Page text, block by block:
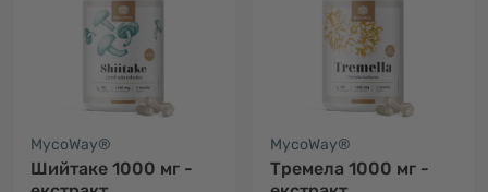
MycoWay®
Шийтаке 1000 мг -
MycoWay®
Тремела 1000 мг -